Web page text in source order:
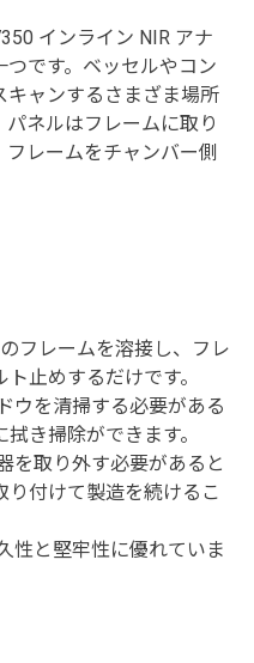
インライン NIR アナ
です。ベッセルやコン
キャンするさまざま場所
ネルはフレームに取り
レームをチャンバー側
フレームを溶接し、フレ
止めするだけです。
ウを清掃する必要がある
き掃除ができます。
を取り外す必要があると
り付けて製造を続けるこ
性と堅牢性に優れていま